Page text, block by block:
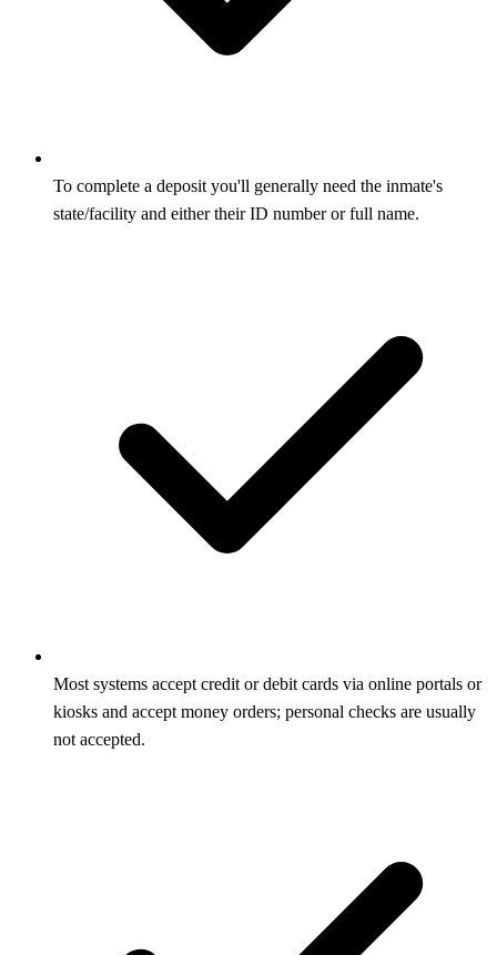
To complete a deposit you'll generally need the inmate's
state/facility and either their ID number or full name.
Most systems accept credit or debit cards via online portals or
kiosks and accept money orders; personal checks are usually
not accepted.